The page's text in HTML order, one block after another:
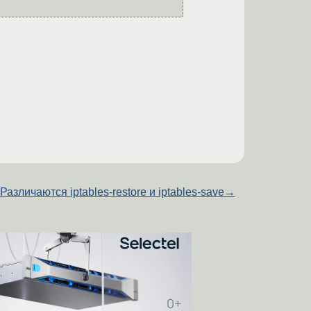
Различаются iptables-restore и iptables-save→